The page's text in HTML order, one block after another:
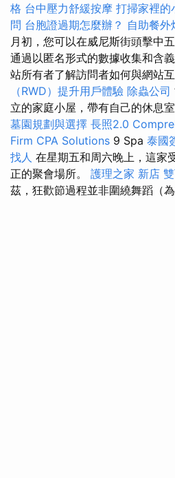
格 台中壓力舒緩按摩 打掃家裡的
問 台胞證過期怎麼辦？ 自助餐外
月初，您可以在威尼斯街頭擊中
通過以匿名形式的數據收集和含
站所有者了解訪問者如何與網站互
（RWD）提升用戶體驗 除蟲公司
立的家庭小屋，帶有自己的休息
墓園規劃與選擇 長照2.0
Firm CPA Solutions 9 Spa 泰國
找人 在星期五和周六晚上，這家
正的聚會場所。 護理之家 新店
茲，狂歡節過程並非圍繞舞蹈（